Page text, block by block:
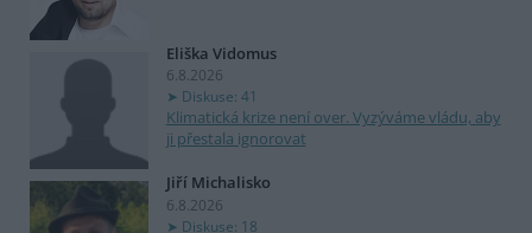
Eliška Vidomus
6.8.2026
Diskuse: 41
Klimatická krize není over. Vyzýváme vládu, aby
ji přestala ignorovat
Jiří Michalisko
6.8.2026
Diskuse: 18